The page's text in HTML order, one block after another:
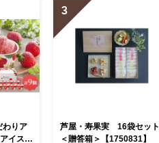
わりア
イス
3
芦屋・寿果実 16袋セット
＜贈答箱＞【1750831】